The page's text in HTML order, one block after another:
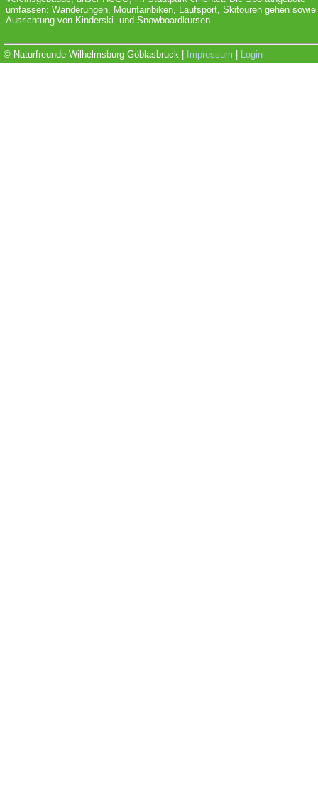
umfassen: Wanderungen, Mountainbiken, Laufsport, Skitouren gehen sowie
Ausrichtung von Kinderski- und Snowboardkursen.
© Naturfreunde Wilhelmsburg-Göblasbruck | Impressum Login